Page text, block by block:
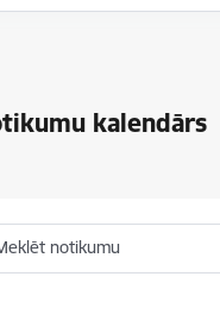
kalendārs
notikumu